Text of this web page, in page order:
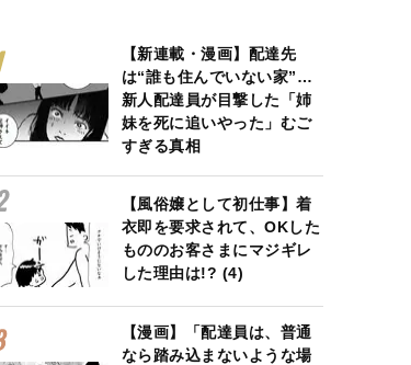
【新連載・漫画】配達先
は“誰も住んでいない家”…
新人配達員が目撃した「姉
妹を死に追いやった」むご
すぎる真相
【風俗嬢として初仕事】着
衣即を要求されて、OKした
もののお客さまにマジギレ
した理由は!? (4)
【漫画】「配達員は、普通
なら踏み込まないような場